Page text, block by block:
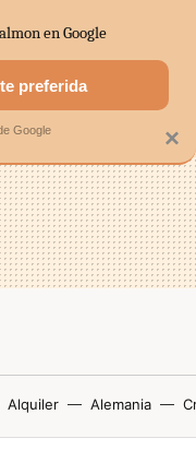
MERCADOS
Alquiler Alemania
×
en Google
preferida
Google